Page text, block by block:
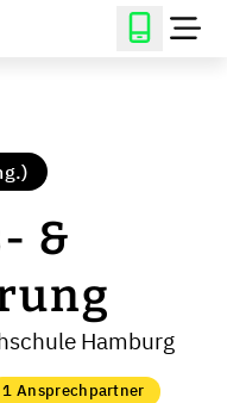
&
Hamburg
1 Ansprechpartner